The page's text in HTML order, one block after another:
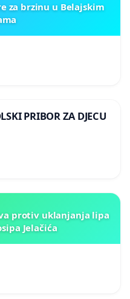
za brzinu u Belajskim
PRIBOR ZA DJECU
protiv uklanjanja lipa
Jelačića